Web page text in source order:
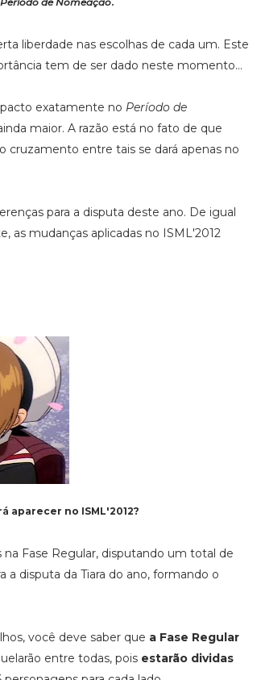
liberdade nas escolhas de cada um. Este
tem de ser dado neste momento...
exatamente no Período de
maior. A razão está no fato de que
cruzamento entre tais se dará apenas no
para a disputa deste ano. De igual
as mudanças aplicadas no ISML'2012
aparecer no ISML'2012?
Fase Regular, disputando um total de
a disputa da Tiara do ano, formando o
você deve saber que a Fase Regular
entre todas, pois estarão dividas